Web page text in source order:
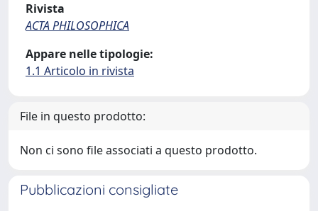
Rivista
ACTA PHILOSOPHICA
Appare nelle tipologie:
1.1 Articolo in rivista
File in questo prodotto:
Non ci sono file associati a questo prodotto.
Pubblicazioni consigliate